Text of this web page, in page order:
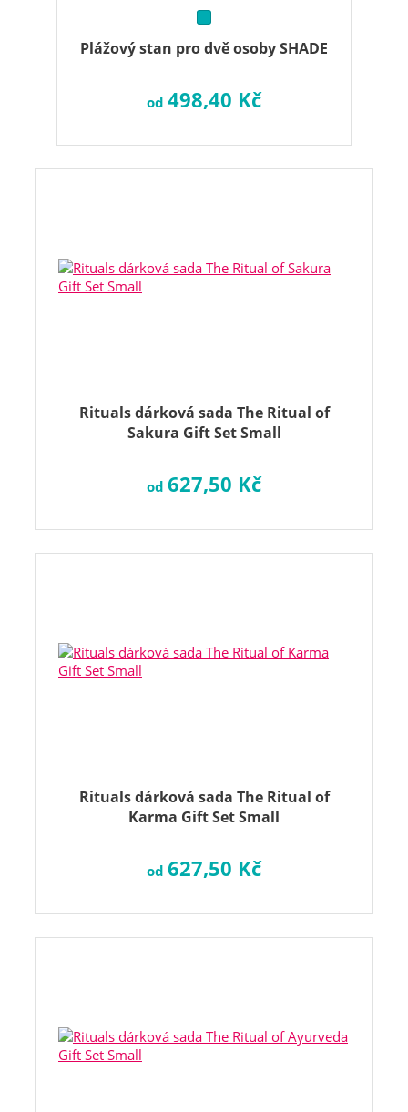
Plážový stan pro dvě osoby SHADE
od 498,40 Kč
Rituals dárková sada The Ritual of
Sakura Gift Set Small
od 627,50 Kč
Rituals dárková sada The Ritual of
Karma Gift Set Small
od 627,50 Kč